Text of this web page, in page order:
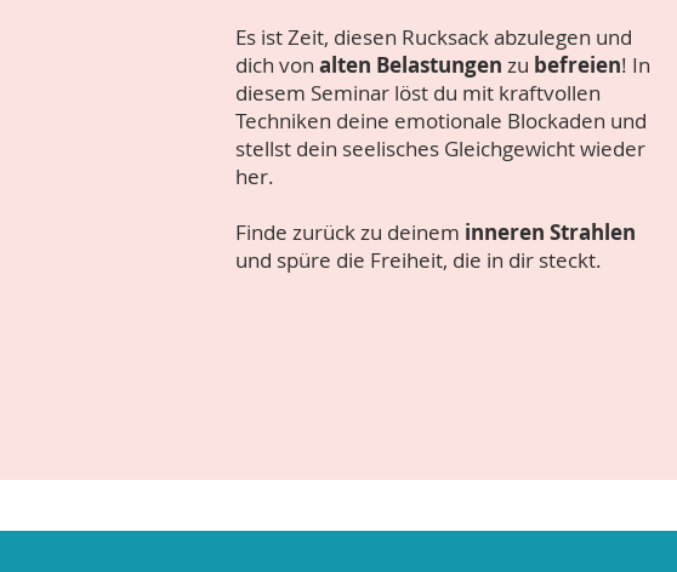
Es ist Zeit, diesen Rucksack abzulegen und
dich von alten Belastungen zu befreien! In
diesem Seminar löst du mit kraftvollen
Techniken deine emotionale Blockaden und
stellst dein seelisches Gleichgewicht wieder
her.
Finde zurück zu deinem inneren Strahlen
und spüre die Freiheit, die in dir steckt.